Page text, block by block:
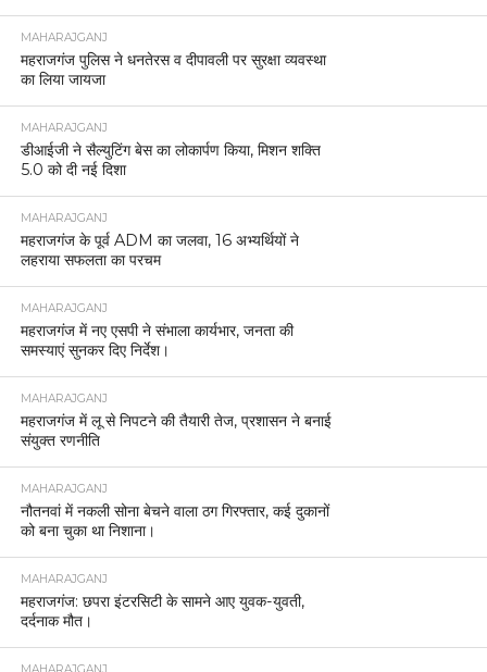
MAHARAJGANJ
महराजगंज पुलिस ने धनतेरस व दीपावली पर सुरक्षा व्यवस्था
का लिया जायजा
MAHARAJGANJ
डीआईजी ने सैल्युटिंग बेस का लोकार्पण किया, मिशन शक्ति
5.0 को दी नई दिशा
MAHARAJGANJ
महराजगंज के पूर्व ADM का जलवा, 16 अभ्यर्थियों ने
लहराया सफलता का परचम
MAHARAJGANJ
महराजगंज में नए एसपी ने संभाला कार्यभार, जनता की
समस्याएं सुनकर दिए निर्देश।
MAHARAJGANJ
महराजगंज में लू से निपटने की तैयारी तेज, प्रशासन ने बनाई
संयुक्त रणनीति
MAHARAJGANJ
नौतनवां में नकली सोना बेचने वाला ठग गिरफ्तार, कई दुकानों
को बना चुका था निशाना।
MAHARAJGANJ
महराजगंज: छपरा इंटरसिटी के सामने आए युवक-युवती,
दर्दनाक मौत।
MAHARAJGANJ